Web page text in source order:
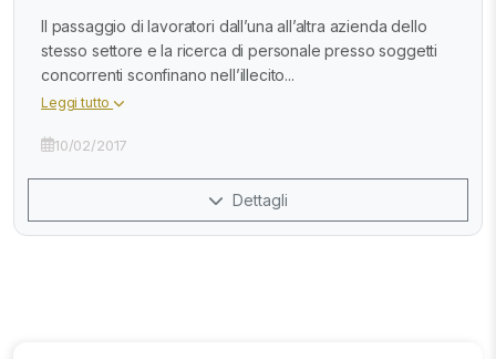
Il passaggio di lavoratori dall’una all’altra azienda dello
stesso settore e la ricerca di personale presso soggetti
concorrenti sconfinano nell’illecito...
Leggi tutto
10/02/2017
Dettagli